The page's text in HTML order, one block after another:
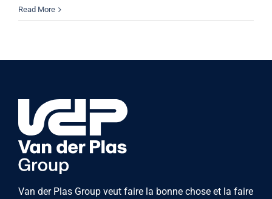
Read More
Van der Plas Group veut faire la bonne chose et la faire